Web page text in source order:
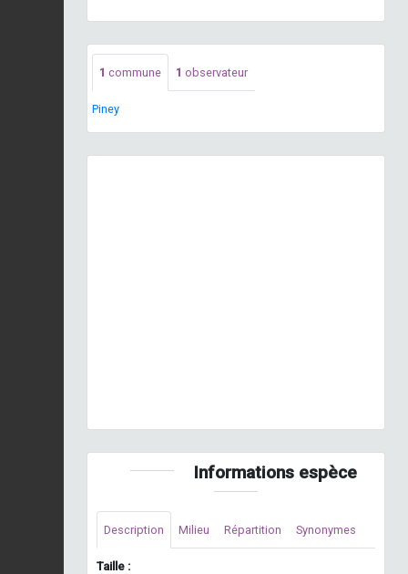
1 commune 1 observateur
Piney
Informations espèce
Description Milieu Répartition Synonymes
Taille :